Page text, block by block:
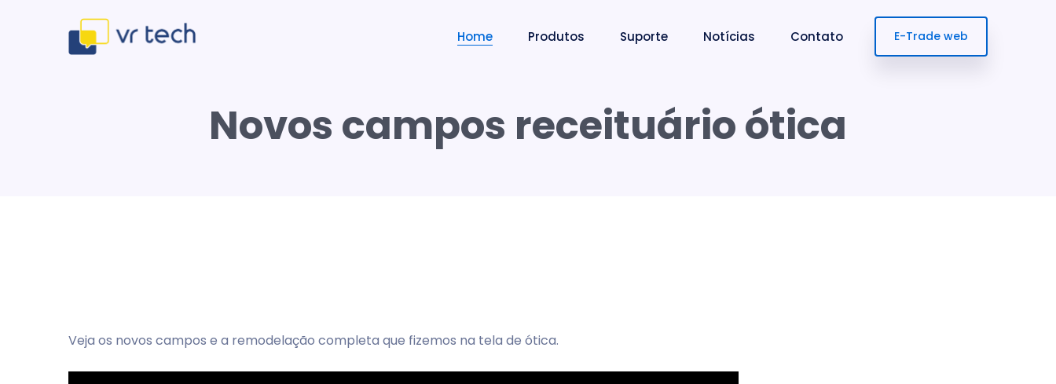
Home Produtos Suporte Notícias Contato E-Trade web
Novos campos receituário ótica
Veja os novos campos e a remodelação completa que fizemos na tela de ótica.